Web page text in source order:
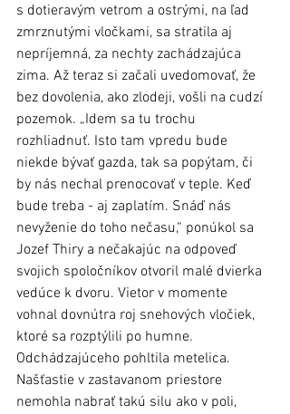
s dotieravým vetrom a ostrými, na ľad
zmrznutými vločkami, sa stratila aj
nepríjemná, za nechty zachádzajúca
zima. Až teraz si začali uvedomovať, že
bez dovolenia, ako zlodeji, vošli na cudzí
pozemok. „Idem sa tu trochu
rozhliadnuť. Isto tam vpredu bude
niekde bývať gazda, tak sa popýtam, či
by nás nechal prenocovať v teple. Keď
bude treba - aj zaplatím. Snáď nás
nevyženie do toho nečasu,“ ponúkol sa
Jozef Thiry a nečakajúc na odpoveď
svojich spoločníkov otvoril malé dvierka
vedúce k dvoru. Vietor v momente
vohnal dovnútra roj snehových vločiek,
ktoré sa rozptýlili po humne.
Odchádzajúceho pohltila metelica.
Našťastie v zastavanom priestore
nemohla nabrať takú silu ako v poli,